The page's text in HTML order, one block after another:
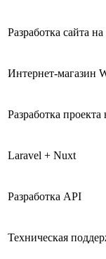
Разработка сайта
Интернет-магазин
Разработка проекта
Laravel + Nuxt
Разработка API
Техническая